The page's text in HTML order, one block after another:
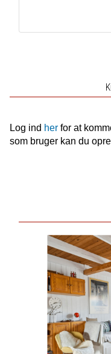
Log ind herfor at
som bruger kan du